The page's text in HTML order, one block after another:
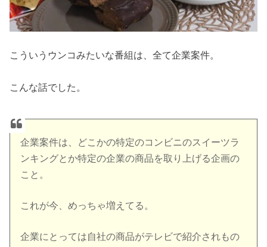
こういうウンコみたいな番組は、全て企業案件。
こんな話でした。
企業案件は、どこかの特定のコンビニのスイーツラ
ンキングとか特定の企業の商品を取り上げる企画の
こと。
これが今、めっちゃ増えてる。
企業にとっては自社の商品がテレビで紹介されもの